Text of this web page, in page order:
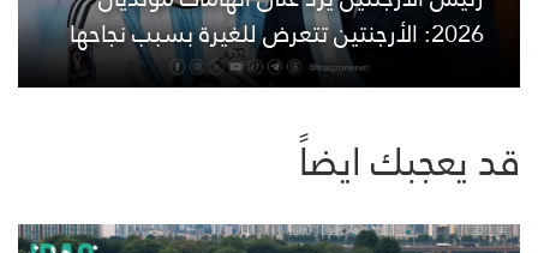
2026: الأرجنتين تتعرض للغيرة بسبب نجاحها
قد يعجبك ايضاً